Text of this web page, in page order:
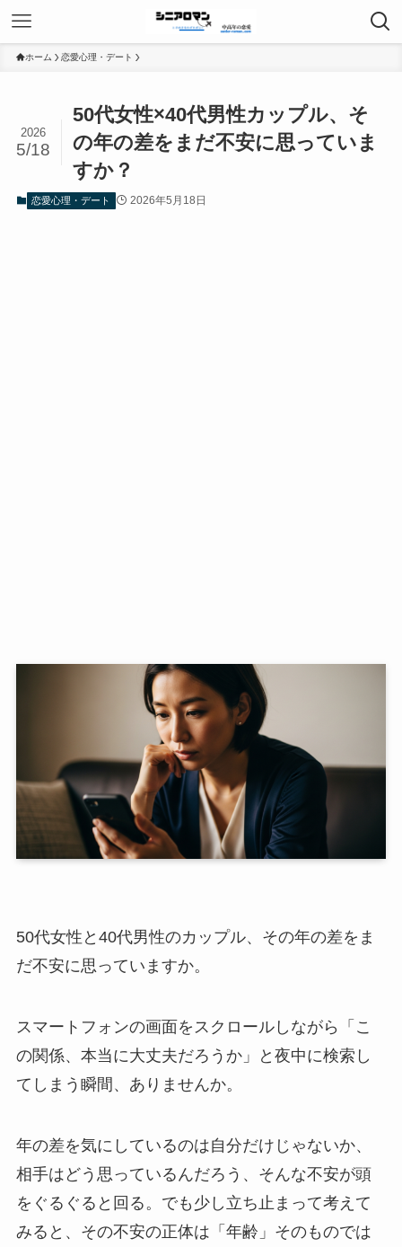
ホーム 恋愛心理・デート
50代女性×40代男性カップル、そ
の年の差をまだ不安に思っていま
すか？
2026
5/18
恋愛心理・デート 2026年5月18日
50代女性と40代男性のカップル、その年の差をま
だ不安に思っていますか。
スマートフォンの画面をスクロールしながら「こ
の関係、本当に大丈夫だろうか」と夜中に検索し
てしまう瞬間、ありませんか。
年の差を気にしているのは自分だけじゃないか、
相手はどう思っているんだろう、そんな不安が頭
をぐるぐると回る。でも少し立ち止まって考えて
みると、その不安の正体は「年齢」そのものでは